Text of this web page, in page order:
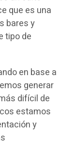
que es una
bares y
tipo de
en base a
generar
difícil de
estamos
y